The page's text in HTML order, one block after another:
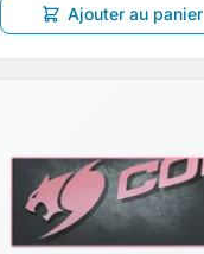
Ajouter au panier